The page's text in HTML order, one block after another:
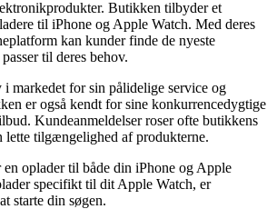
Butikken tilbyder et
til iPhone og Apple Watch. Med deres
kan kunder finde de nyeste
til deres behov.
markedet for sin pålidelige service og
er også kendt for sine konkurrencedygtige
Kundeanmeldelser roser ofte butikkens
lette tilgængelighed af produkterne.
en oplader til både din iPhone og Apple
specifikt til dit Apple Watch, er
starte din søgen.